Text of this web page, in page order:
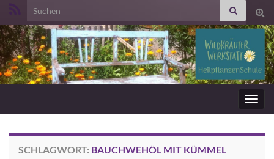
Search for:
SCHLAGWORT: BAUCHWEHÖL MIT KÜMMEL